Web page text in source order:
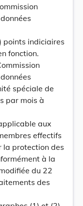
points indiciaires
fonction.
spéciale de
par mois à
aux
effectifs
la protection des
à la
du 22
des